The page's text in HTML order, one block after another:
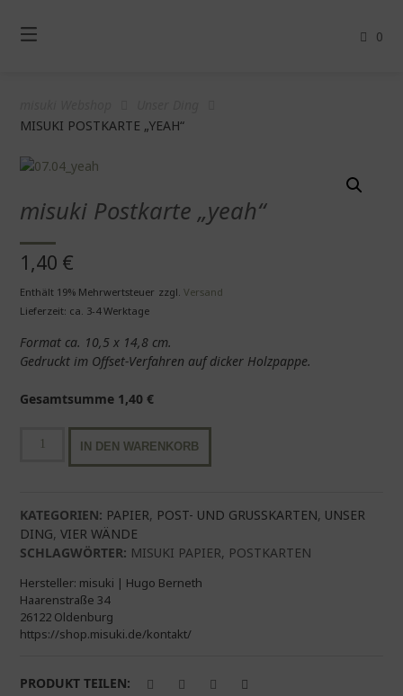
zum
Inhalt
0
MISUKI POSTKARTE „YEAH“
misuki Postkarte „yeah“
1,40 €
Enthält 19% Mehrwertsteuer zzgl.Versand
Lieferzeit: ca. 3-4 Werktage
Format ca. 10,5 x 14,8 cm.
Gedruckt im Offset-Verfahren auf dicker Holzpappe.
Gesamtsumme 1,40€
misuki
IN DEN WARENKORB
KATEGORIEN: PAPIER, POST- UND GRUSSKARTEN , UNSER
DING,VIER WÄNDE
SCHLAGWÖRTER: MISUKI PAPIER, POSTKARTEN
Hersteller: misuki | Hugo Berneth
Haarenstraße 34
26122 Oldenburg
https://shop.misuki.de/kontakt/
PRODUKT TEILEN: